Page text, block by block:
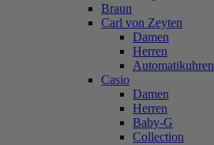
Braun
Carl von Zeyten
Damen
Herren
Automatikuhren
Casio
Damen
Herren
Baby-G
Collection